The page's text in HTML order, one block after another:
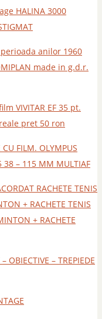
HALINA 3000
anilor 1960
made in g.d.r.
VIVITAR EF 35 pt.
pret 50 ron
FILM. OLYMPUS
38 – 115 MM MULTIAF
RACHETE TENIS
+ RACHETE TENIS
+ RACHETE
OBIECTIVE – TREPIEDE